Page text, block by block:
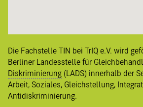
Die Fachstelle TIN bei TrIQ e.V. wird
Berliner Landesstelle für
Diskriminierung (LADS) innerhalb der
Arbeit, Soziales, Gleichstellung,
Antidiskriminierung.